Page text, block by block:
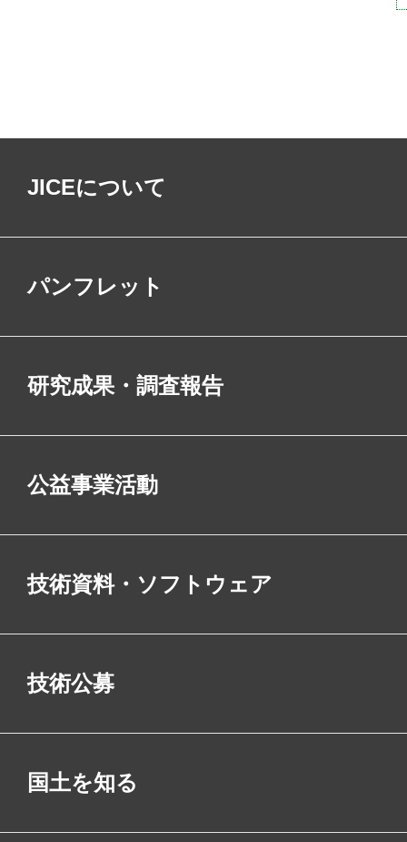
JICEについて
パンフレット
研究成果・調査報告
公益事業活動
技術資料・ソフトウェア
技術公募
国土を知る